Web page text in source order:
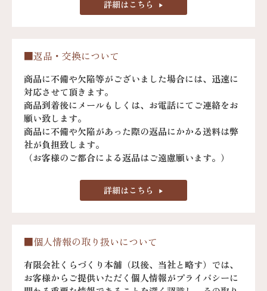
詳細はこちら
■返品・交換について
商品に不備や欠陥等がございました場合には、迅速に
対応させて頂きます。
商品到着後にメールもしくは、お電話にてご連絡をお
願い致します。
商品に不備や欠陥があった際の返品にかかる送料は弊
社が負担致します。
（お客様のご都合による返品はご遠慮願います。）
詳細はこちら
■個人情報の取り扱いについて
有限会社くらづくり本舗（以後、当社と略す）では、
お客様からご提供いただく個人情報がプライバシーに